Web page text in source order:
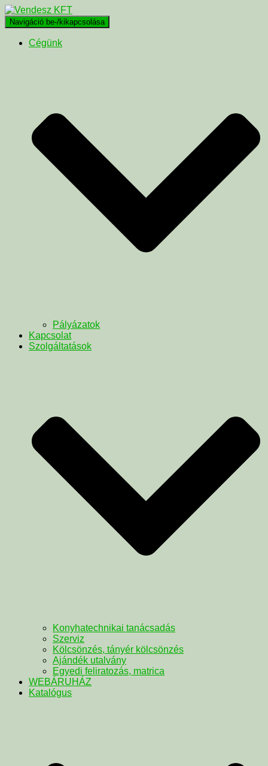
Navigáció be-/kikapcsolása
Cégünk
Pályázatok
Kapcsolat
Szolgáltatások
Konyhatechnikai tanácsadás
Szerviz
Kölcsönzés, tányér kölcsönzés
Ajándék utalvány
Egyedi feliratozás, matrica
WEBÁRUHÁZ
Katalógus